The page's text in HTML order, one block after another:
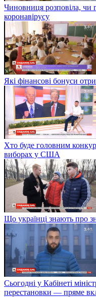
Чиновниця розповіла, чи
коронавірусу
Які фінансові бонуси
Хто буде головним
виборах у США
Що українці знають про
Сьогодні у Кабінеті
перестановки — пряме